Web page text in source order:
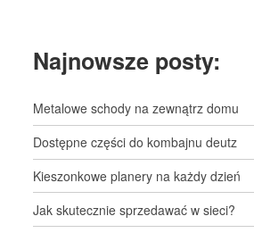
Najnowsze posty:
Metalowe schody na zewnątrz domu
Dostępne części do kombajnu deutz
Kieszonkowe planery na każdy dzień
Jak skutecznie sprzedawać w sieci?